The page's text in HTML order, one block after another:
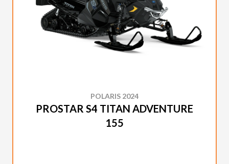
POLARIS 2024
PROSTAR S4 TITAN ADVENTURE
155